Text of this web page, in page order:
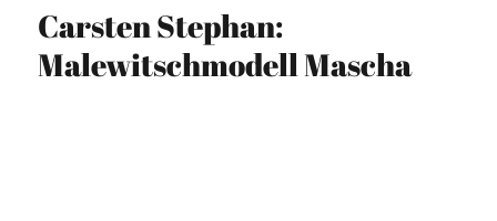
Carsten Stephan:
Malewitschmodell Mascha